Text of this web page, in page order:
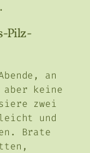
Pilz-
an
aber keine
zwei
und
Brate